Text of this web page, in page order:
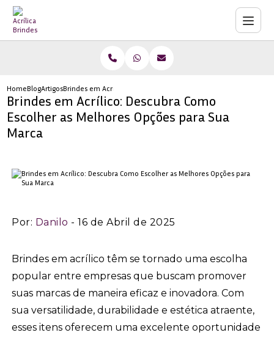
HomeBlogArtigosBrindes em Acrílico: Descubra Como Escolher as Melhores
Brindes em Acrílico: Descubra Como
Escolher as Melhores Opções para Sua
Marca
Por: Danilo - 16 de Abril de 2025
Brindes em acrílico têm se tornado uma escolha
popular entre empresas que buscam promover
suas marcas de maneira eficaz e inovadora. Com
sua versatilidade, durabilidade e estética atraente,
esses itens oferecem uma excelente oportunidade